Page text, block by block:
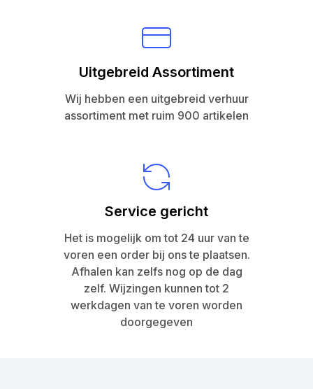
Uitgebreid Assortiment
Wij hebben een uitgebreid verhuur
assortiment met ruim 900 artikelen
Service gericht
Het is mogelijk om tot 24 uur van te
voren een order bij ons te plaatsen.
Afhalen kan zelfs nog op de dag
zelf. Wijzingen kunnen tot 2
werkdagen van te voren worden
doorgegeven